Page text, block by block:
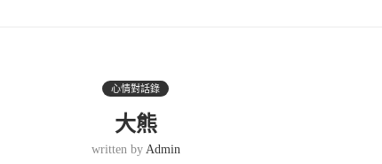
心情對話錄
大熊
written by Admin